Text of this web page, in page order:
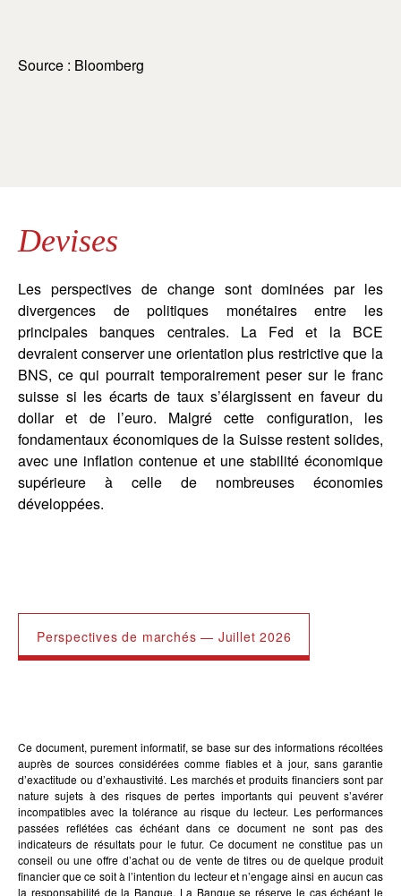
Source : Bloomberg
Devises
Les perspectives de change sont dominées par les
divergences de politiques monétaires entre les
principales banques centrales. La Fed et la BCE
devraient conserver une orientation plus restrictive que la
BNS, ce qui pourrait temporairement peser sur le franc
suisse si les écarts de taux s’élargissent en faveur du
dollar et de l’euro. Malgré cette configuration, les
fondamentaux économiques de la Suisse restent solides,
avec une inflation contenue et une stabilité économique
supérieure à celle de nombreuses économies
développées.
Perspectives de marchés — Juillet 2026
Ce document, purement informatif, se base sur des informations récoltées
auprès de sources considérées comme fiables et à jour, sans garantie
d’exactitude ou d’exhaustivité. Les marchés et produits financiers sont par
nature sujets à des risques de pertes importants qui peuvent s’avérer
incompatibles avec la tolérance au risque du lecteur. Les performances
passées reflétées cas échéant dans ce document ne sont pas des
indicateurs de résultats pour le futur. Ce document ne constitue pas un
conseil ou une offre d’achat ou de vente de titres ou de quelque produit
financier que ce soit à l’intention du lecteur et n’engage ainsi en aucun cas
la responsabilité de la Banque. La Banque se réserve le cas échéant le